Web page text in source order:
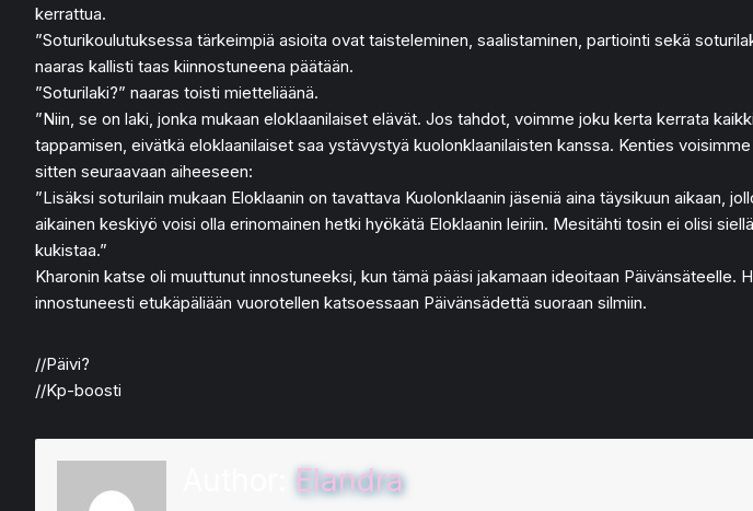
kerrattua.
”Soturikoulutuksessa tärkeimpiä asioita ovat taisteleminen, saalistaminen, partiointi sekä
naaras kallisti taas kiinnostuneena päätään.
”Soturilaki?” naaras toisti mietteliäänä.
”Niin, se on laki, jonka mukaan eloklaanilaiset elävät. Jos tahdot, voimme joku kerta kerrata
tappamisen, eivätkä eloklaanilaiset saa ystävystyä kuolonklaanilaisten kanssa. Kenties
sitten seuraavaan aiheeseen:
”Lisäksi soturilain mukaan Eloklaanin on tavattava Kuolonklaanin jäseniä aina täysikuun aikaan,
aikainen keskiyö voisi olla erinomainen hetki hyökätä Eloklaanin leiriin. Mesitähti tosin ei olisi
kukistaa.”
Kharonin katse oli muuttunut innostuneeksi, kun tämä pääsi jakamaan ideoitaan
innostuneesti etukäpäliään vuorotellen katsoessaan Päivänsädettä suoraan silmiin.
//Päivi?
//Kp-boosti
Elandra